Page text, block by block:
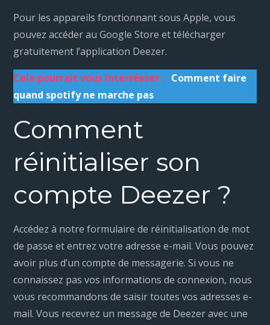
Pour les appareils fonctionnant sous Apple, vous
pouvez accéder au Google Store et télécharger
gratuitement l’application Deezer.
Cela pourrait vous interrésser : Comment faire
quand spotify ne marche pas
Comment
réinitialiser son
compte Deezer ?
Accédez à notre formulaire de réinitialisation de mot
de passe et entrez votre adresse e-mail. Vous pouvez
avoir plus d’un compte de messagerie. Si vous ne
connaissez pas vos informations de connexion, nous
vous recommandons de saisir toutes vos adresses e-
mail. Vous recevrez un message de Deezer avec une